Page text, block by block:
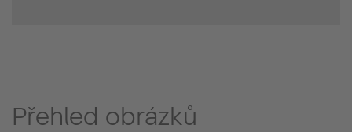
Přehled obrázků